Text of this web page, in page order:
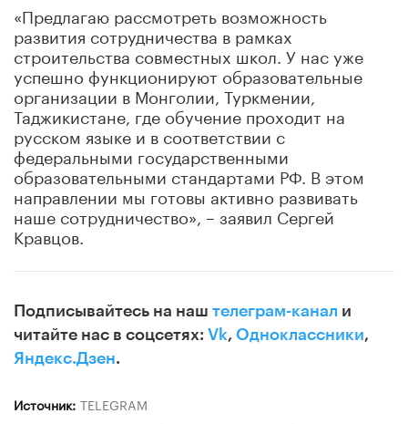
«Предлагаю рассмотреть возможность
развития сотрудничества в рамках
строительства совместных школ. У нас уже
успешно функционируют образовательные
организации в Монголии, Туркмении,
Таджикистане, где обучение проходит на
русском языке и в соответствии с
федеральными государственными
образовательными стандартами РФ. В этом
направлении мы готовы активно развивать
наше сотрудничество», – заявил Сергей
Кравцов.
Подписывайтесь на наш телеграм-канал и
читайте нас в соцсетях: Vk, Одноклассники,
Яндекс.Дзен.
Источник: TELEGRAM